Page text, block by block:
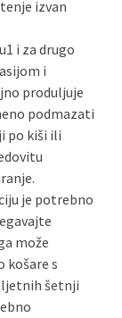
izvan
i za drugo
i
produljuje
podmazati
po kiši ili
je potrebno
može
košare s
šetnji